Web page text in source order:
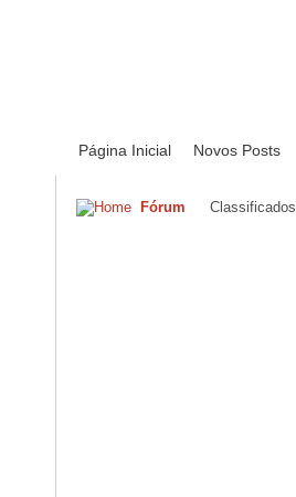
Página Inicial Novos Posts
Fórum Classificados